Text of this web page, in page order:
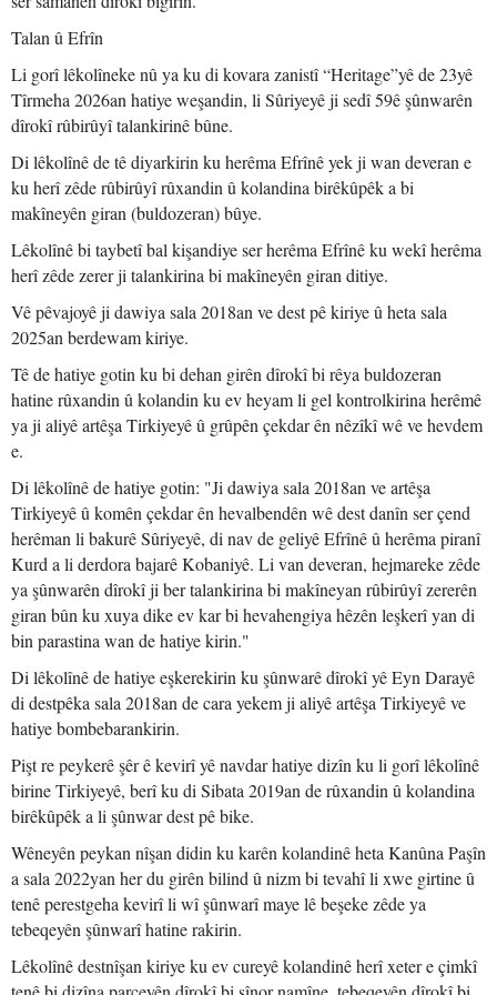
Talan û Efrîn
Li gorî lêkolîneke nû ya ku di kovara zanistî “Heritage”yê de 23yê
Tîrmeha 2026an hatiye weşandin, li Sûriyeyê ji sedî 59ê şûnwarên
dîrokî rûbirûyî talankirinê bûne.
Di lêkolînê de tê diyarkirin ku herêma Efrînê yek ji wan deveran e
ku herî zêde rûbirûyî rûxandin û kolandina birêkûpêk a bi
makîneyên giran (buldozeran) bûye.
Lêkolînê bi taybetî bal kişandiye ser herêma Efrînê ku wekî herêma
herî zêde zerer ji talankirina bi makîneyên giran ditiye.
Vê pêvajoyê ji dawiya sala 2018an ve dest pê kiriye û heta sala
2025an berdewam kiriye.
Tê de hatiye gotin ku bi dehan girên dîrokî bi rêya buldozeran
hatine rûxandin û kolandin ku ev heyam li gel kontrolkirina herêmê
ya ji aliyê artêşa Tirkiyeyê û grûpên çekdar ên nêzîkî wê ve hevdem
e.
Di lêkolînê de hatiye gotin: "Ji dawiya sala 2018an ve artêşa
Tirkiyeyê û komên çekdar ên hevalbendên wê dest danîn ser çend
herêman li bakurê Sûriyeyê, di nav de geliyê Efrînê û herêma piranî
Kurd a li derdora bajarê Kobaniyê. Li van deveran, hejmareke zêde
ya şûnwarên dîrokî ji ber talankirina bi makîneyan rûbirûyî zererên
giran bûn ku xuya dike ev kar bi hevahengiya hêzên leşkerî yan di
bin parastina wan de hatiye kirin."
Di lêkolînê de hatiye eşkerekirin ku şûnwarê dîrokî yê Eyn Darayê
di destpêka sala 2018an de cara yekem ji aliyê artêşa Tirkiyeyê ve
hatiye bombebarankirin.
Pişt re peykerê şêr ê kevirî yê navdar hatiye dizîn ku li gorî lêkolînê
birine Tirkiyeyê, berî ku di Sibata 2019an de rûxandin û kolandina
birêkûpêk a li şûnwar dest pê bike.
Wêneyên peykan nîşan didin ku karên kolandinê heta Kanûna Paşîn
a sala 2022yan her du girên bilind û nizm bi tevahî li xwe girtine û
tenê perestgeha kevirî li wî şûnwarî maye lê beşeke zêde ya
tebeqeyên şûnwarî hatine rakirin.
Lêkolînê destnîşan kiriye ku ev cureyê kolandinê herî xeter e çimkî